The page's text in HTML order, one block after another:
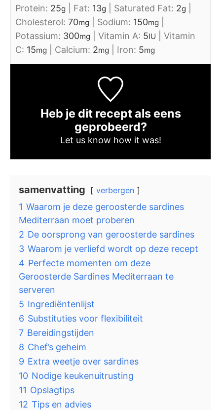
Protein: 25g Fat: 13g Saturated Fat: 2g
Cholesterol: 70mg Sodium: 150mg
Potassium: 300mg Vitamin A: 5IU
Vitamin
C: 15mg Calcium: 2mg Iron: 5mg
Heb je dit recept als eens
geprobeerd?
Let us know how it was!
samenvatting verbergen
1 Waarom je deze geroosterde sardines
Mediterraan moet proberen
2 De oorsprong van geroosterde sardines
3 Waarom je verliefd wordt op deze recept
4 Perfecte momenten om deze
Geroosterde Sardines Mediterraan te
serveren
5 Ingrediëntenlijst
6 Substituties voor flexibiliteit
7 Bereidingstijden
8 Chef’s geheim
9 Extra weetje over sardines
10 Nodige keukenuitrusting
11 Opslagtips
12 Tips en advies